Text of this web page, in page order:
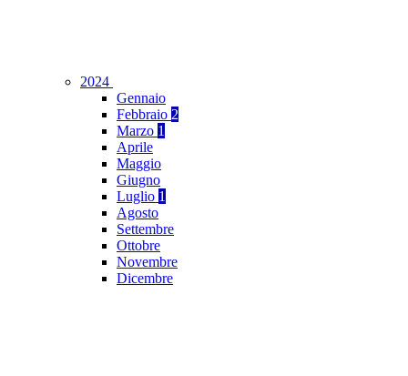
2024
Gennaio
Febbraio 2
Marzo 1
Aprile
Maggio
Giugno
Luglio 1
Agosto
Settembre
Ottobre
Novembre
Dicembre